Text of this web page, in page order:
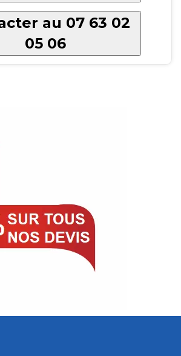
au 07 63 02
05 06